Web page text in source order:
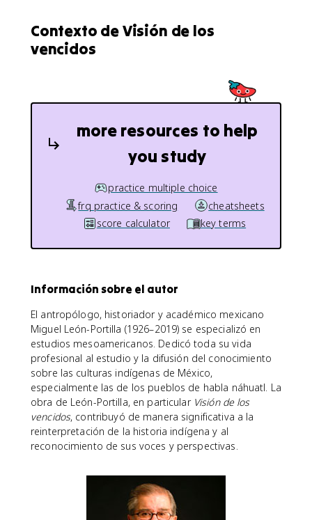
Contexto de Visión de los
vencidos
more resources to help
you study
practice multiple choice
frq practice & scoring
cheatsheets
score calculator
key terms
Información sobre el autor
El antropólogo, historiador y académico mexicano
Miguel León-Portilla (1926–2019) se especializó en
estudios mesoamericanos. Dedicó toda su vida
profesional al estudio y la difusión del conocimiento
sobre las culturas indígenas de México,
especialmente las de los pueblos de habla náhuatl. La
obra de León-Portilla, en particular Visión de los
vencidos, contribuyó de manera significativa a la
reinterpretación de la historia indígena y al
reconocimiento de sus voces y perspectivas.